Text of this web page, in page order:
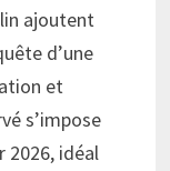
ajoutent
d’une
et
s’impose
2026, idéal